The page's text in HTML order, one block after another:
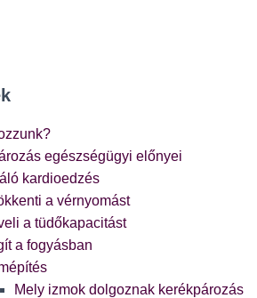
egészségügyi előnyei
kardioedzés
a vérnyomást
a tüdőkapacitást
a fogyásban
Mely izmok dolgoznak kerékpározás